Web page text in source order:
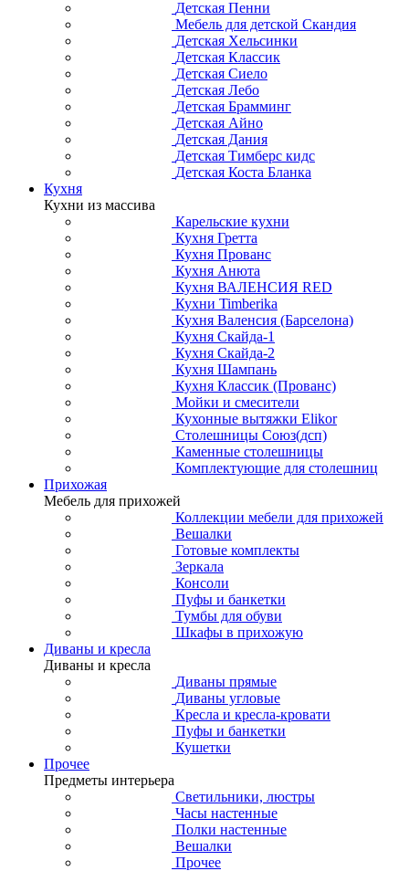
Детская Пенни
Мебель для детской Скандия
Детская Хельсинки
Детская Классик
Детская Сиело
Детская Лебо
Детская Брамминг
Детская Айно
Детская Дания
Детская Тимберс кидс
Детская Коста Бланка
Кухня
Кухни из массива
Карельские кухни
Кухня Гретта
Кухня Прованс
Кухня Анюта
Кухня ВАЛЕНСИЯ RED
Кухни Timberika
Кухня Валенсия (Барселона)
Кухня Скайда-1
Кухня Скайда-2
Кухня Шампань
Кухня Классик (Прованс)
Мойки и смесители
Кухонные вытяжки Elikor
Столешницы Союз(дсп)
Каменные столешницы
Комплектующие для столешниц
Прихожая
Мебель для прихожей
Коллекции мебели для прихожей
Вешалки
Готовые комплекты
Зеркала
Консоли
Пуфы и банкетки
Тумбы для обуви
Шкафы в прихожую
Диваны и кресла
Диваны и кресла
Диваны прямые
Диваны угловые
Кресла и кресла-кровати
Пуфы и банкетки
Кушетки
Прочее
Предметы интерьера
Светильники, люстры
Часы настенные
Полки настенные
Вешалки
Прочее